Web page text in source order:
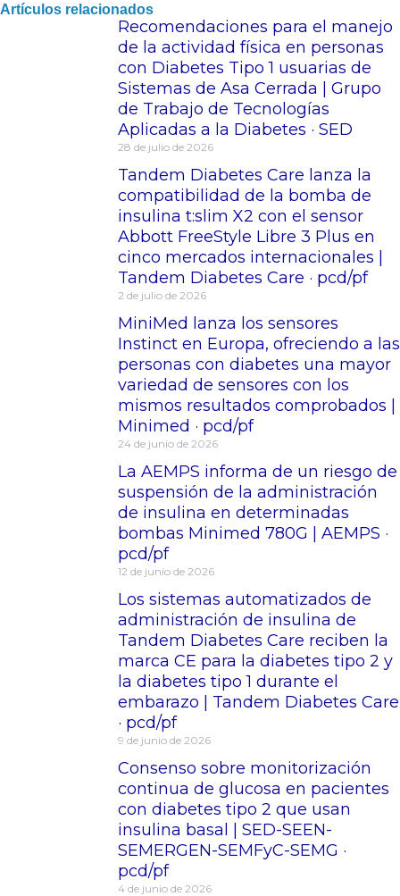
Artículos relacionados
Recomendaciones para el manejo
de la actividad física en personas
con Diabetes Tipo 1 usuarias de
Sistemas de Asa Cerrada | Grupo
de Trabajo de Tecnologías
Aplicadas a la Diabetes · SED
28 de julio de 2026
Tandem Diabetes Care lanza la
compatibilidad de la bomba de
insulina t:slim X2 con el sensor
Abbott FreeStyle Libre 3 Plus en
cinco mercados internacionales |
Tandem Diabetes Care · pcd/pf
2 de julio de 2026
MiniMed lanza los sensores
Instinct en Europa, ofreciendo a las
personas con diabetes una mayor
variedad de sensores con los
mismos resultados comprobados |
Minimed · pcd/pf
24 de junio de 2026
La AEMPS informa de un riesgo de
suspensión de la administración
de insulina en determinadas
bombas Minimed 780G | AEMPS ·
pcd/pf
12 de junio de 2026
Los sistemas automatizados de
administración de insulina de
Tandem Diabetes Care reciben la
marca CE para la diabetes tipo 2 y
la diabetes tipo 1 durante el
embarazo | Tandem Diabetes Care
· pcd/pf
9 de junio de 2026
Consenso sobre monitorización
continua de glucosa en pacientes
con diabetes tipo 2 que usan
insulina basal | SED-SEEN-
SEMERGEN-SEMFyC-SEMG ·
pcd/pf
4 de junio de 2026